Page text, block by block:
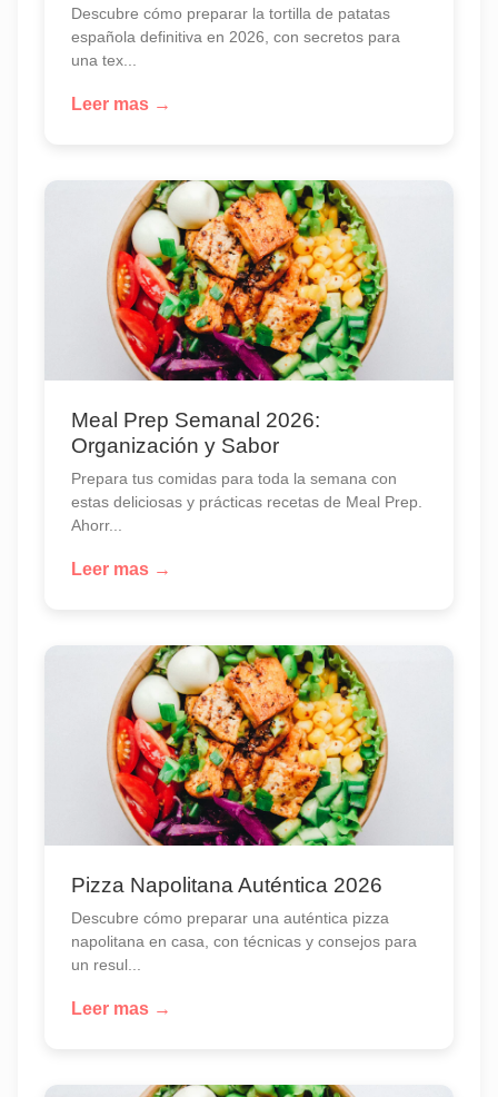
Descubre cómo preparar la tortilla de patatas
española definitiva en 2026, con secretos para
una tex...
Leer mas →
Meal Prep Semanal 2026:
Organización y Sabor
Prepara tus comidas para toda la semana con
estas deliciosas y prácticas recetas de Meal Prep.
Ahorr...
Leer mas →
Pizza Napolitana Auténtica 2026
Descubre cómo preparar una auténtica pizza
napolitana en casa, con técnicas y consejos para
un resul...
Leer mas →